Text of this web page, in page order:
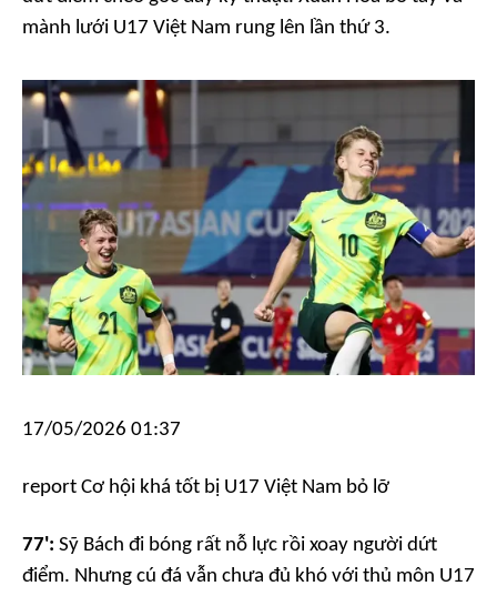
mành lưới U17 Việt Nam rung lên lần thứ 3.
17/05/2026 01:37
report Cơ hội khá tốt bị U17 Việt Nam bỏ lỡ
77': Sỹ Bách đi bóng rất nỗ lực rồi xoay người dứt
điểm. Nhưng cú đá vẫn chưa đủ khó với thủ môn U17